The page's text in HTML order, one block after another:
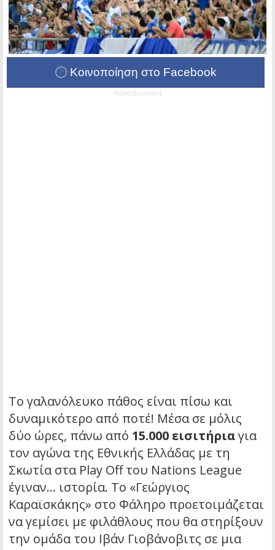
Κοινοποίηση στο Facebook
Advertisement
Το γαλανόλευκο πάθος είναι πίσω και
δυναμικότερο από ποτέ! Μέσα σε μόλις
δύο ώρες, πάνω από 15.000 εισιτήριαγια
τον αγώνα της Εθνικής Ελλάδας με τη
Σκωτία στα Play Off του Nations League
έγιναν… ιστορία. Το «Γεώργιος
Καραϊσκάκης» στο Φάληρο προετοιμάζεται
να γεμίσει με φιλάθλους που θα στηρίξουν
την ομάδα του Ιβάν Γιοβάνοβιτς σε μια